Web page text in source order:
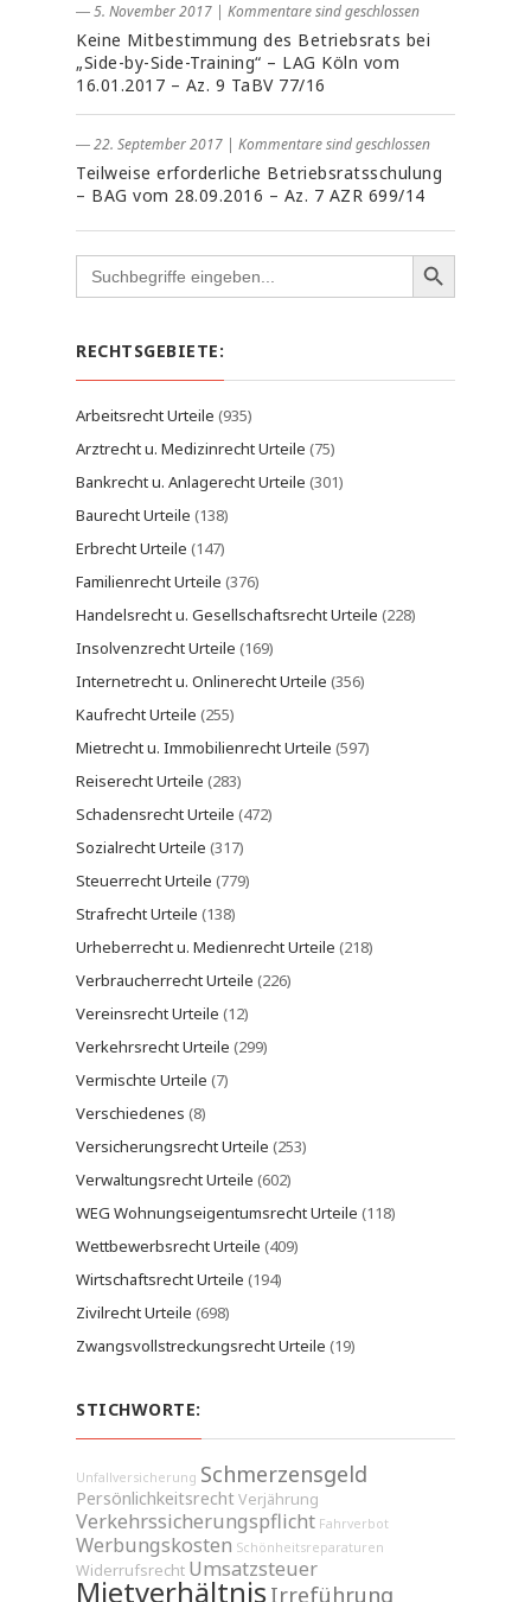
― 5. November 2017 | Kommentare sind geschlossen
Keine Mitbestimmung des Betriebsrats bei
„Side-by-Side-Training“ – LAG Köln vom
16.01.2017 – Az. 9 TaBV 77/16
― 22. September 2017 | Kommentare sind geschlossen
Teilweise erforderliche Betriebsratsschulung
– BAG vom 28.09.2016 – Az. 7 AZR 699/14
Search
for:
RECHTSGEBIETE:
Arbeitsrecht Urteile (935)
Arztrecht u. Medizinrecht Urteile (75)
Bankrecht u. Anlagerecht Urteile (301)
Baurecht Urteile (138)
Erbrecht Urteile (147)
Familienrecht Urteile (376)
Handelsrecht u. Gesellschaftsrecht Urteile (228)
Insolvenzrecht Urteile (169)
Internetrecht u. Onlinerecht Urteile (356)
Kaufrecht Urteile (255)
Mietrecht u. Immobilienrecht Urteile (597)
Reiserecht Urteile (283)
Schadensrecht Urteile (472)
Sozialrecht Urteile (317)
Steuerrecht Urteile (779)
Strafrecht Urteile (138)
Urheberrecht u. Medienrecht Urteile (218)
Verbraucherrecht Urteile (226)
Vereinsrecht Urteile (12)
Verkehrsrecht Urteile (299)
Vermischte Urteile (7)
Verschiedenes (8)
Versicherungsrecht Urteile (253)
Verwaltungsrecht Urteile (602)
WEG Wohnungseigentumsrecht Urteile (118)
Wettbewerbsrecht Urteile (409)
Wirtschaftsrecht Urteile (194)
Zivilrecht Urteile (698)
Zwangsvollstreckungsrecht Urteile (19)
STICHWORTE:
Unfallversicherung Schmerzensgeld
Persönlichkeitsrecht Verjährung
Verkehrssicherungspflicht Fahrverbot
Werbungskosten Schönheitsreparaturen
Widerrufsrecht Umsatzsteuer
Mietverhältnis Irreführung